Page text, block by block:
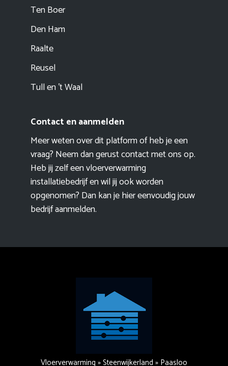
Ten Boer
Den Ham
Raalte
Reusel
Tull en ’t Waal
Contact en aanmelden
Meer weten over dit platform of heb je een
vraag? Neem dan gerust contact met ons op.
Heb jij zelf een vloerverwarming
installatiebedrijf en wil jij ook worden
opgenomen? Dan kan je hier eenvoudigjouw
bedrijf aanmelden.
Vloerverwarming »Steenwijkerland » Paasloo